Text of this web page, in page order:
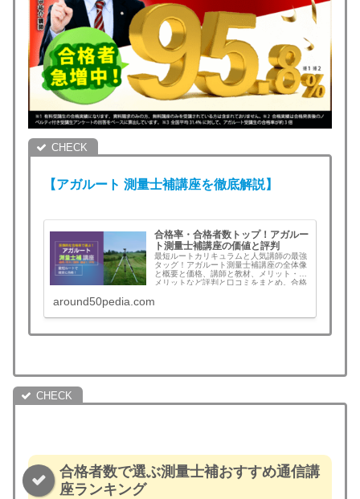
【アガルート 測量士補講座を徹底解説】
合格率・合格者数トップ！アガルー
ト測量士補講座の価値と評判
最短ルートカリキュラムと人気講師の最強
タッグ！アガルート測量士補講座の全体像
と概要と価格、講師と教材、メリット・デ
メリットなど評判と口コミをまとめ。合格
午前免除ならセットでお得！
around50pedia.com
合格者数で選ぶ測量士補おすすめ通信講
座ランキング